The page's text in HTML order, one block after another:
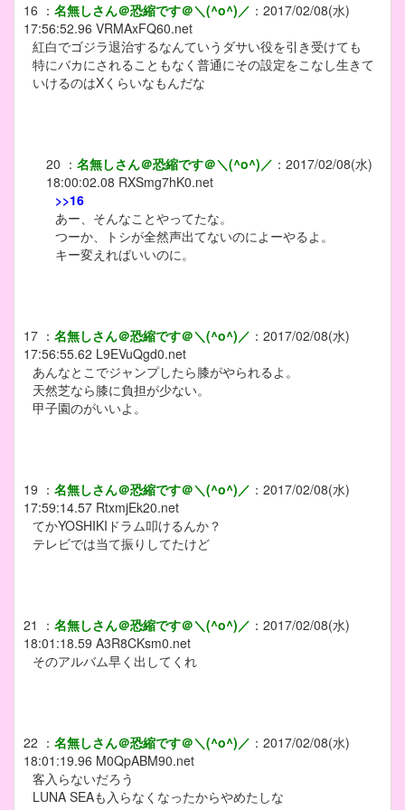
16 ： 名無しさん＠恐縮です＠＼(^o^)／ ： 2017/02/08(水)
17:56:52.96 VRMAxFQ60.net
紅白でゴジラ退治するなんていうダサい役を引き受けても
特にバカにされることもなく普通にその設定をこなし生きて
いけるのはXくらいなもんだな
20 ： 名無しさん＠恐縮です＠＼(^o^)／ ： 2017/02/08(水)
18:00:02.08 RXSmg7hK0.net
>>16
あー、そんなことやってたな。
つーか、トシが全然声出てないのによーやるよ。
キー変えればいいのに。
17 ： 名無しさん＠恐縮です＠＼(^o^)／ ： 2017/02/08(水)
17:56:55.62 L9EVuQgd0.net
あんなとこでジャンプしたら膝がやられるよ。
天然芝なら膝に負担が少ない。
甲子園のがいいよ。
19 ： 名無しさん＠恐縮です＠＼(^o^)／ ： 2017/02/08(水)
17:59:14.57 RtxmjEk20.net
てかYOSHIKIドラム叩けるんか？
テレビでは当て振りしてたけど
21 ： 名無しさん＠恐縮です＠＼(^o^)／ ： 2017/02/08(水)
18:01:18.59 A3R8CKsm0.net
そのアルバム早く出してくれ
22 ： 名無しさん＠恐縮です＠＼(^o^)／ ： 2017/02/08(水)
18:01:19.96 M0QpABM90.net
客入らないだろう
LUNA SEAも入らなくなったからやめたしな